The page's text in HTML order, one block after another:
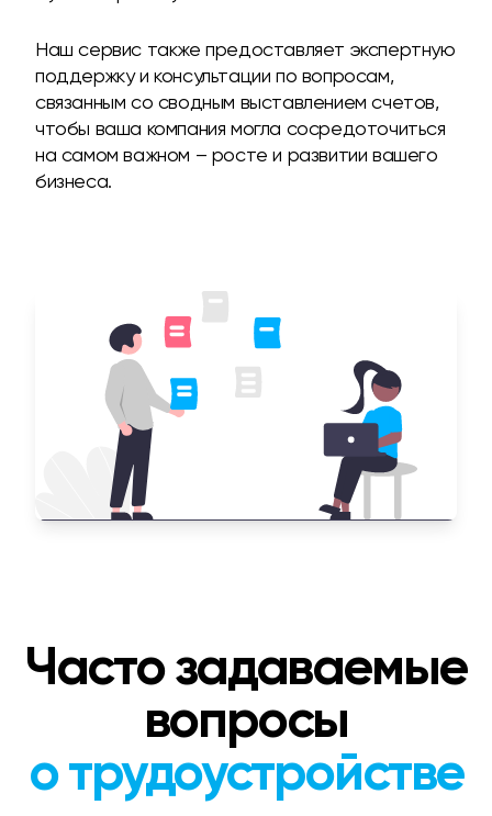
Наш сервис также предоставляет экспертную
поддержку и консультации по вопросам,
связанным со сводным выставлением счетов,
чтобы ваша компания могла сосредоточиться
на самом важном – росте и развитии вашего
бизнеса.
Часто задаваемые
вопросы
о трудоустройстве